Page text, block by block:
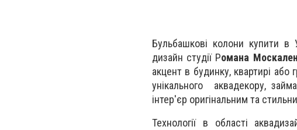
Бульбашкові колони купити в
дизайн студії Романа
акцент в будинку, квартирі
унікального аквадекору,
інтер'єр оригінальним та
Технології в області